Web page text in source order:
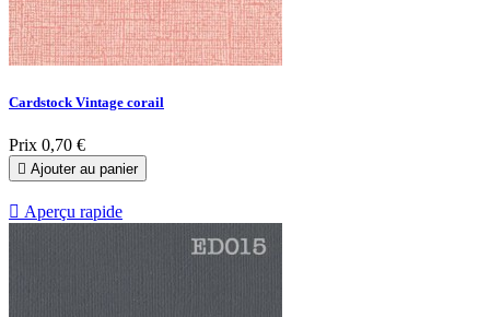
Cardstock Vintage corail
Prix 0,70 €
 Ajouter au panier
 Aperçu rapide